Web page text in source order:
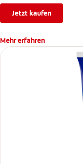
Jetzt kaufen
Mehr erfahren